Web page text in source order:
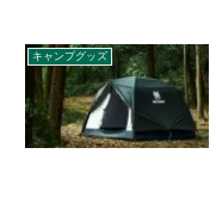
キャンプグッズ